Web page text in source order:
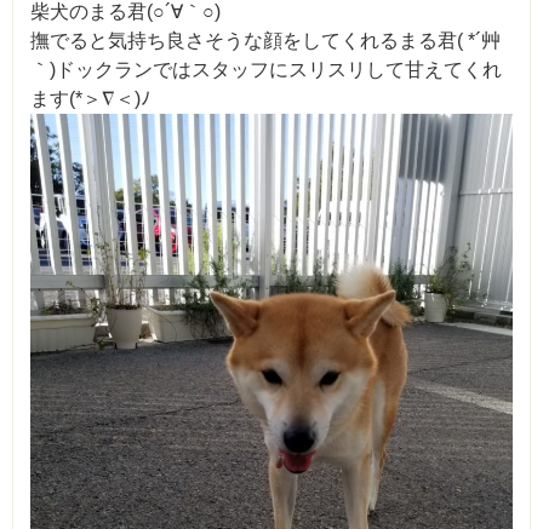
柴犬のまる君(○´∀｀○)
撫でると気持ち良さそうな顔をしてくれるまる君( *´艸
｀)ドックランではスタッフにスリスリして甘えてくれ
ます(*＞∇＜)ﾉ